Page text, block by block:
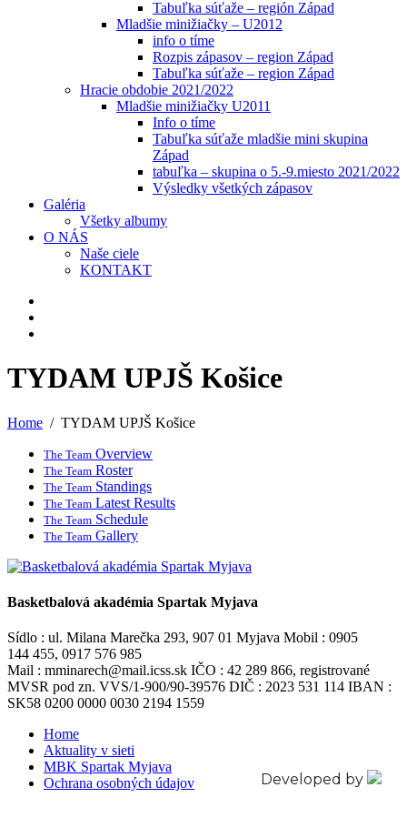
Tabuľka súťaže – región Západ
Mladšie minižiačky – U2012
info o tíme
Rozpis zápasov – region Západ
Tabuľka súťaže – region Západ
Hracie obdobie 2021/2022
Mladšie minižiačky U2011
Info o tíme
Tabuľka súťaže mladšie mini skupina
Západ
tabuľka – skupina o 5.-9.miesto 2021/2022
Výsledky všetkých zápasov
Galéria
Všetky albumy
O NÁS
Naše ciele
KONTAKT
TYDAM UPJŠ Košice
Home TYDAM UPJŠ Košice
The Team Overview
The Team Roster
The Team Standings
The Team Latest Results
The Team Schedule
The Team Gallery
Basketbalová akadémia Spartak Myjava
Sídlo : ul. Milana Marečka 293, 907 01 Myjava Mobil : 0905
144 455, 0917 576 985
Mail : mminarech@mail.icss.sk IČO : 42 289 866, registrované
MVSR pod zn. VVS/1-900/90-39576 DIČ : 2023 531 114 IBAN :
SK58 0200 0000 0030 2194 1559
Home
Aktuality v sieti
MBK Spartak Myjava
Ochrana osobných údajov
Developed by